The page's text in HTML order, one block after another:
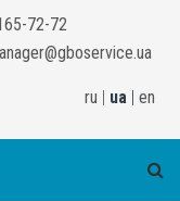
72-72
ru | ua | en